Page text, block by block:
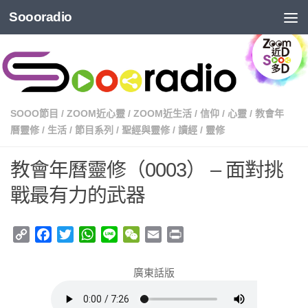
Soooradio
SOOO節目 / ZOOM近心靈 / ZOOM近生活 / 信仰 / 心靈 / 教會年
曆靈修 / 生活 / 節目系列 / 聖經與靈修 / 讀經 / 靈修
教會年曆靈修（0003） – 面對挑
戰最有力的武器
Copy
Facebook
TwitterWhatsApp
Line WeChat
Email
廣東話版